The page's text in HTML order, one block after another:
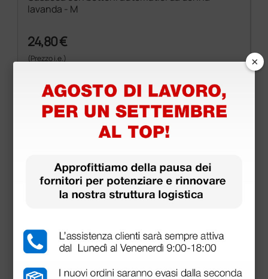
lavanda - M
24,80 €
(Prezzo i.e.)
Prodotti simili e correlati
×